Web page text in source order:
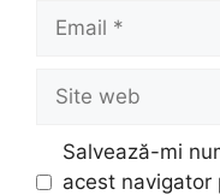
Email
Site
web
Salvează-mi
acest